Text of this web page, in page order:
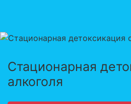
Стационарная
алкоголя